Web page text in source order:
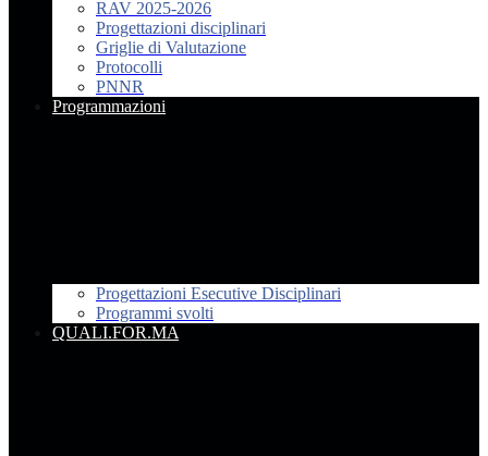
RAV 2025-2026
Progettazioni disciplinari
Griglie di Valutazione
Protocolli
PNNR
Programmazioni
Progettazioni Esecutive Disciplinari
Programmi svolti
QUALI.FOR.MA